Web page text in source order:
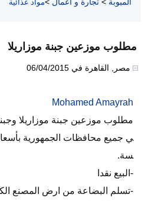
مواد غذائية
مطلوب موزعين جبنة موزاريلا
مصر القاهرة في 06/04/2015
Mohamed Amayrah
مطلوب موزعين جبنة موزاريلا
ي جميع محافظات الجمهورية
سة.
-البيع نقدا
-تسلم البضاعة من ارض المصنع